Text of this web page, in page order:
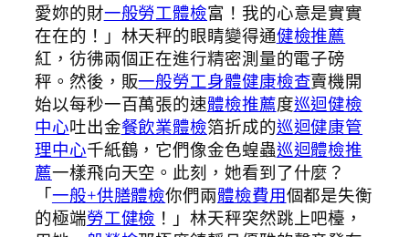
愛妳的財一般勞工體檢富！我的心意是實實
在在的！」林天秤的眼睛變得通健檢推薦
紅，彷彿兩個正在進行精密測量的電子磅
秤。然後，販一般勞工身體健康檢查賣機開
始以每秒一百萬張的速體檢推薦度巡迴健檢
中心吐出金餐飲業體檢箔折成的巡迴健康管
理中心千紙鶴，它們像金色蝗蟲巡迴體檢推
薦一樣飛向天空。此刻，她看到了什麼？
「一般+供膳體檢你們兩體檢費用個都是失衡
的極端勞工健檢 ！」林天秤突然跳上吧檯，